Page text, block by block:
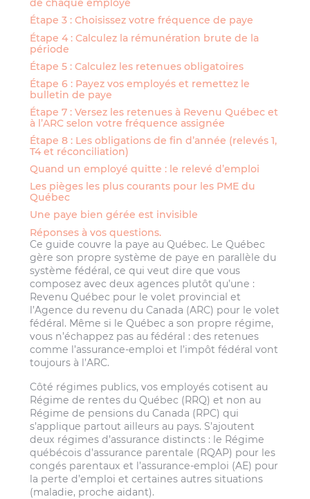
de chaque employé
Étape 3 : Choisissez votre fréquence de paye
Étape 4 : Calculez la rémunération brute de la
période
Étape 5 : Calculez les retenues obligatoires
Étape 6 : Payez vos employés et remettez le
bulletin de paye
Étape 7 : Versez les retenues à Revenu Québec et
à l’ARC selon votre fréquence assignée
Étape 8 : Les obligations de fin d’année (relevés 1,
T4 et réconciliation)
Quand un employé quitte : le relevé d’emploi
Les pièges les plus courants pour les PME du
Québec
Une paye bien gérée est invisible
Réponses à vos questions.
Ce guide couvre la paye au Québec. Le Québec
gère son propre système de paye en parallèle du
système fédéral, ce qui veut dire que vous
composez avec deux agences plutôt qu’une :
Revenu Québec pour le volet provincial et
l’Agence du revenu du Canada (ARC) pour le volet
fédéral. Même si le Québec a son propre régime,
vous n’échappez pas au fédéral : des retenues
comme l’assurance-emploi et l’impôt fédéral vont
toujours à l’ARC.
Côté régimes publics, vos employés cotisent au
Régime de rentes du Québec (RRQ) et non au
Régime de pensions du Canada (RPC) qui
s’applique partout ailleurs au pays. S’ajoutent
deux régimes d’assurance distincts : le Régime
québécois d’assurance parentale (RQAP) pour les
congés parentaux et l’assurance-emploi (AE) pour
la perte d’emploi et certaines autres situations
(maladie, proche aidant).